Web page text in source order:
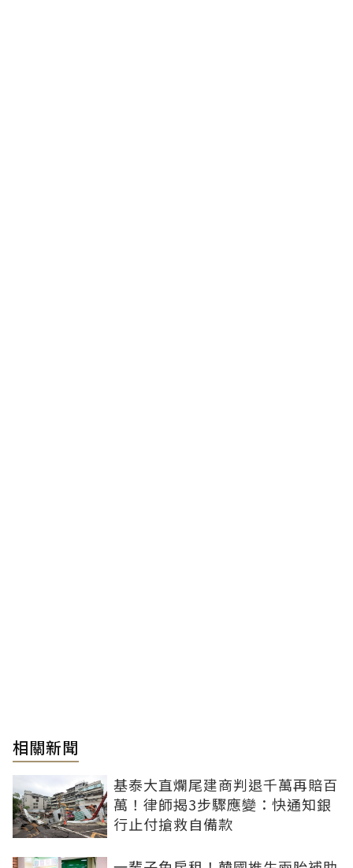
相關新聞
基泰大直爛尾建商判退千萬再賠百
萬！律師揭3步驟應變：快通知銀
行止付搶救自備款